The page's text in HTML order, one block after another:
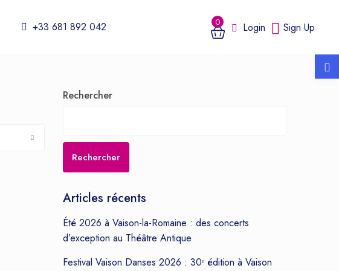
+33 681 892 042 0 Login Sign Up
Rechercher
Rechercher
Articles récents
Été 2026 à Vaison-la-Romaine : des concerts
d’exception au Théâtre Antique
Festival Vaison Danses 2026 : 30ᵉ édition à Vaison